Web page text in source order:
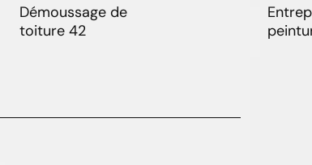
Démoussage de
toiture 42